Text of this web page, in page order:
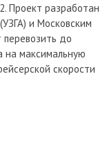
Проект разработан
и Московским
до
на максимальную
скорости